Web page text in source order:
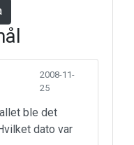
2008-11-
25
ble det
dato var